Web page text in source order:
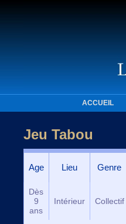
ACCUEIL
Jeu Tabou
Age Lieu Genre
Dès
9
ans
Intérieur Collectif